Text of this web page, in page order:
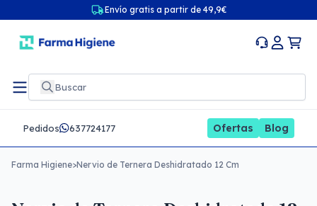
Envío gratis a partir de 49,9€
Pedidos 637724177 Ofertas Blog
Farma Higiene>Nervio de Ternera Deshidratado 12 Cm